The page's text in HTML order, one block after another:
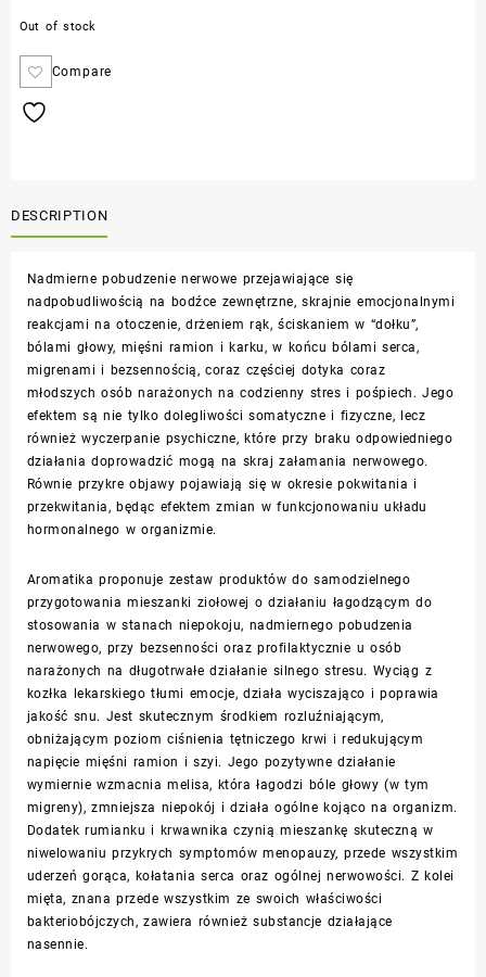
Out of stock
Compare
DESCRIPTION
Nadmierne pobudzenie nerwowe przejawiające się
nadpobudliwością na bodźce zewnętrzne, skrajnie emocjonalnymi
reakcjami na otoczenie, drżeniem rąk, ściskaniem w “dołku”,
bólami głowy, mięśni ramion i karku, w końcu bólami serca,
migrenami i bezsennością, coraz częściej dotyka coraz
młodszych osób narażonych na codzienny stres i pośpiech. Jego
efektem są nie tylko dolegliwości somatyczne i fizyczne, lecz
również wyczerpanie psychiczne, które przy braku odpowiedniego
działania doprowadzić mogą na skraj załamania nerwowego.
Równie przykre objawy pojawiają się w okresie pokwitania i
przekwitania, będąc efektem zmian w funkcjonowaniu układu
hormonalnego w organizmie.
Aromatika proponuje zestaw produktów do samodzielnego
przygotowania mieszanki ziołowej o działaniu łagodzącym do
stosowania w stanach niepokoju, nadmiernego pobudzenia
nerwowego, przy bezsenności oraz profilaktycznie u osób
narażonych na długotrwałe działanie silnego stresu. Wyciąg z
kozłka lekarskiego tłumi emocje, działa wyciszająco i poprawia
jakość snu. Jest skutecznym środkiem rozluźniającym,
obniżającym poziom ciśnienia tętniczego krwi i redukującym
napięcie mięśni ramion i szyi. Jego pozytywne działanie
wymiernie wzmacnia melisa, która łagodzi bóle głowy (w tym
migreny), zmniejsza niepokój i działa ogólne kojąco na organizm.
Dodatek rumianku i krwawnika czynią mieszankę skuteczną w
niwelowaniu przykrych symptomów menopauzy, przede wszystkim
uderzeń gorąca, kołatania serca oraz ogólnej nerwowości. Z kolei
mięta, znana przede wszystkim ze swoich właściwości
bakteriobójczych, zawiera również substancje działające
nasennie.